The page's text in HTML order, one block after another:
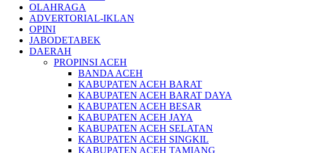
OLAHRAGA
ADVERTORIAL-IKLAN
OPINI
JABODETABEK
DAERAH
PROPINSI ACEH
BANDA ACEH
KABUPATEN ACEH BARAT
KABUPATEN ACEH BARAT DAYA
KABUPATEN ACEH BESAR
KABUPATEN ACEH JAYA
KABUPATEN ACEH SELATAN
KABUPATEN ACEH SINGKIL
KABUPATEN ACEH TAMIANG